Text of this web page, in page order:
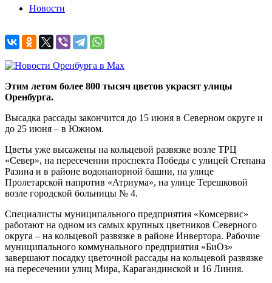
Новости
Этим летом более 800 тысяч цветов украсят улицы
Оренбурга.
Высадка рассады закончится до 15 июня в Северном округе и
до 25 июня – в Южном.
Цветы уже высажены на кольцевой развязке возле ТРЦ
«Север», на пересечении проспекта Победы с улицей Степана
Разина и в районе водонапорной башни, на улице
Пролетарской напротив «Атриума», на улице Терешковой
возле городской больницы № 4.
Специалисты муниципального предприятия «Комсервис»
работают на одном из самых крупных цветников Северного
округа – на кольцевой развязке в районе Инвертора. Рабочие
муниципального коммунального предприятия «БиОз»
завершают посадку цветочной рассады на кольцевой развязке
на пересечении улиц Мира, Карагандинской и 16 Линия.